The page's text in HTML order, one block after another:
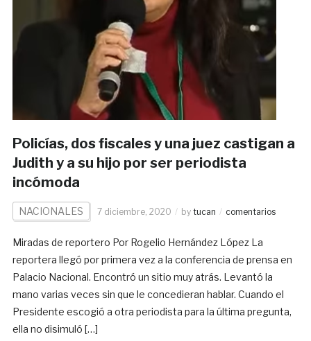
Policías, dos fiscales y una juez castigan a
Judith y a su hijo por ser periodista
incómoda
NACIONALES 7 diciembre, 2020 by tucan comentarios
Miradas de reportero Por Rogelio Hernández López La
reportera llegó por primera vez a la conferencia de prensa en
Palacio Nacional. Encontró un sitio muy atrás. Levantó la
mano varias veces sin que le concedieran hablar. Cuando el
Presidente escogió a otra periodista para la última pregunta,
ella no disimuló […]